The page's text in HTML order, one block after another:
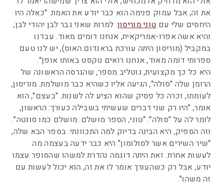
את זה, אבל עמוק פנימה הוא כבר יודע את האמת. "כאלה היו
היחסים שלי עםטוני מוריסון. למרות שאני גבר לבן יהודי לבן,
והיא אשה אפרו-אמריקאית, אנחנו דומים מאוד. עבדנו
במקביל (מוריסון היתה עורכת בראנדום האוס), יש לנו טעם
ספרותי דומה מאוד, אנחנו רואים טקסט באותו אופן".
היא כל כך מקצועית, גוטליב מספר, שהגרסה הראשונה של
הרומן שלה "סולה", הגיעה אליו כשהיא כבר מושלמת. מוריסון,
לעומתו, זכרה כל פסיק שהוא הציע לה לשנות. "בעצם", הוא
אומר, "היו רק שני דברים שעשיתי בשבילה כעורך: הראשון,
לומר לה על "סולה": "טוני, הספר מושלם. מושלם כמו סונטה".
וזה הספיק, היא הבינה בדיוק למה התכוונתי. בספר הבא שלה,
"שיר השירים אשר לסולומון" היא כבר ידעה בעצמה מה
לעשות אחרת. זאת היתה דוגמה נהדרת למשהו שהסופר עצמו
יודע, אבל רק כשהעורך אומר לו את זה, הוא יכול לעשות עם
זה משהו".